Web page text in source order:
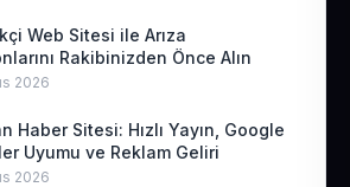
Web Sitesi ile Arıza
Rakibinizden Önce Alın
2026
Haber Sitesi: Hızlı Yayın, Google
Uyumu ve Reklam Geliri
2026